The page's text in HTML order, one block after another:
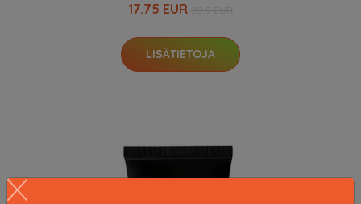
17.75 EUR
LISÄTIETOJA